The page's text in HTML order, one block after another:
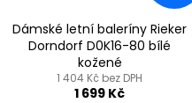
Dámské letní baleríny Rieker
Dorndorf D0K16-80 bílé
kožené
1 404 Kč bez DPH
1 699 Kč